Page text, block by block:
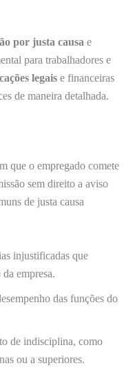
por justa causa e
para trabalhadores e
legais e financeiras
de maneira detalhada.
que o empregado comete
sem direito a aviso
de justa causa
injustificadas que
empresa.
das funções do
de indisciplina, como
ou a superiores.